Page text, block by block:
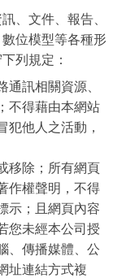
、文件、報告、
位模型等各種形
列規定：
通訊相關資源、
不得藉由本網站
犯他人之活動，
移除；所有網頁
作權聲明，不得
示；且網頁內容
您未經本公司授
、傳播媒體、公
址連結方式複